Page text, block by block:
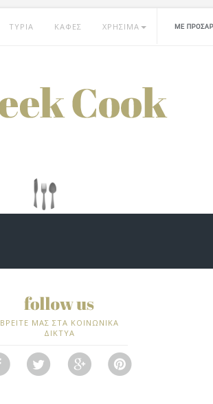
ΤΥΡΙΑ ΚΑΦΕΣ ΧΡΗΣΙΜΑ
ΒΡΕΙΤΕ ΜΑΣ ΣΤΑ ΚΟΙΝΩΝΙΚΑ
ΔΙΚΤΥΑ